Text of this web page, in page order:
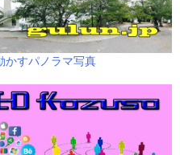
かすパノラマ写真